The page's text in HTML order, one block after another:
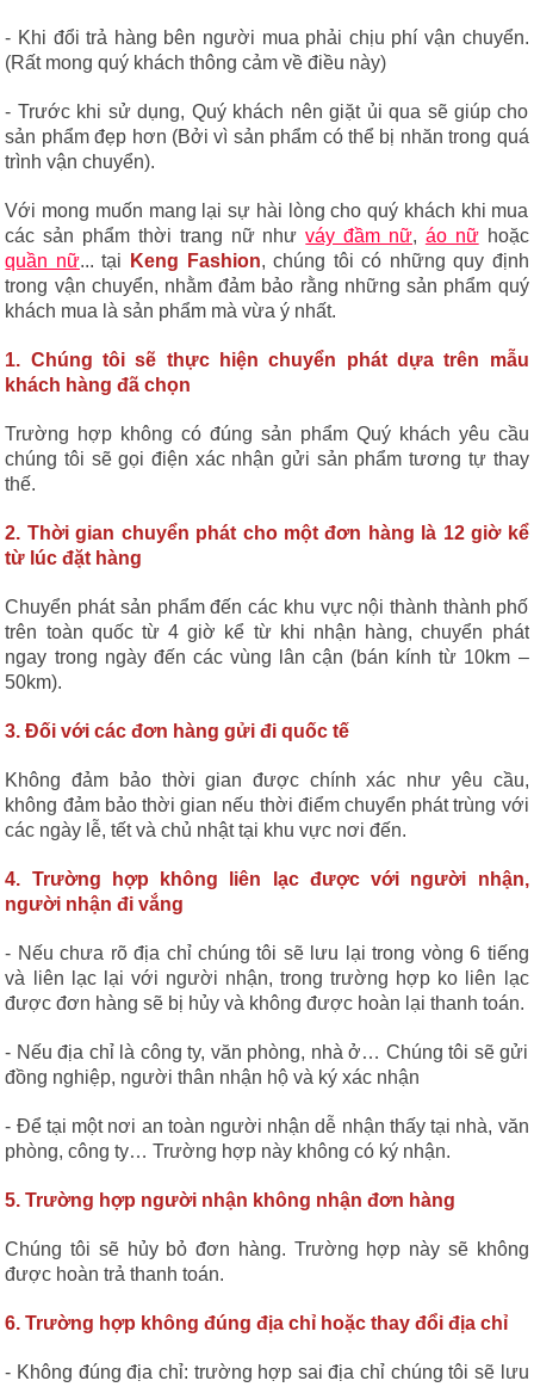
- Khi đổi trả hàng bên người mua phải chịu phí vận chuyển.
(Rất mong quý khách thông cảm về điều này)
- Trước khi sử dụng, Quý khách nên giặt ủi qua sẽ giúp cho
sản phẩm đẹp hơn (Bởi vì sản phẩm có thể bị nhăn trong quá
trình vận chuyển).
Với mong muốn mang lại sự hài lòng cho quý khách khi mua
các sản phẩm thời trang nữ nhưváy đầm nữ, áo nữhoặc
quần nữ... tại Keng Fashion, chúng tôi có những quy định
trong vận chuyển, nhằm đảm bảo rằng những sản phẩm quý
khách mua là sản phẩm mà vừa ý nhất.
1. Chúng tôi sẽ thực hiện chuyển phát dựa trên mẫu
khách hàng đã chọn
Trường hợp không có đúng sản phẩm Quý khách yêu cầu
chúng tôi sẽ gọi điện xác nhận gửi sản phẩm tương tự thay
thế.
2. Thời gian chuyển phát cho một đơn hàng là 12 giờ kể
từ lúc đặt hàng
Chuyển phát sản phẩm đến các khu vực nội thành thành phố
trên toàn quốc từ 4 giờ kể từ khi nhận hàng, chuyển phát
ngay trong ngày đến các vùng lân cận (bán kính từ 10km –
50km).
3. Đối với các đơn hàng gửi đi quốc tế
Không đảm bảo thời gian được chính xác như yêu cầu,
không đảm bảo thời gian nếu thời điểm chuyển phát trùng với
các ngày lễ, tết và chủ nhật tại khu vực nơi đến.
4. Trường hợp không liên lạc được với người nhận,
người nhận đi vắng
- Nếu chưa rõ địa chỉ chúng tôi sẽ lưu lại trong vòng 6 tiếng
và liên lạc lại với người nhận, trong trường hợp ko liên lạc
được đơn hàng sẽ bị hủy và không được hoàn lại thanh toán.
- Nếu địa chỉ là công ty, văn phòng, nhà ở… Chúng tôi sẽ gửi
đồng nghiệp, người thân nhận hộ và ký xác nhận
- Để tại một nơi an toàn người nhận dễ nhận thấy tại nhà, văn
phòng, công ty… Trường hợp này không có ký nhận.
5. Trường hợp người nhận không nhận đơn hàng
Chúng tôi sẽ hủy bỏ đơn hàng. Trường hợp này sẽ không
được hoàn trả thanh toán.
6. Trường hợp không đúng địa chỉ hoặc thay đổi địa chỉ
- Không đúng địa chỉ: trường hợp sai địa chỉ chúng tôi sẽ lưu